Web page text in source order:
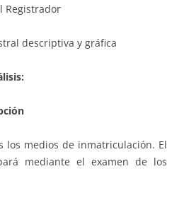
Registrador
descriptiva y gráfica
los medios de inmatriculación. El
mediante el examen de los